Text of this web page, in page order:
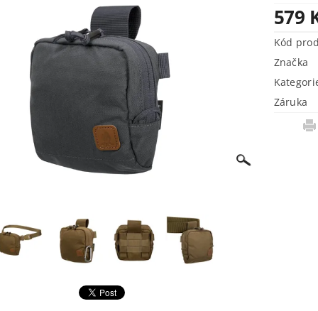
579
Kód
Značka
Záruka